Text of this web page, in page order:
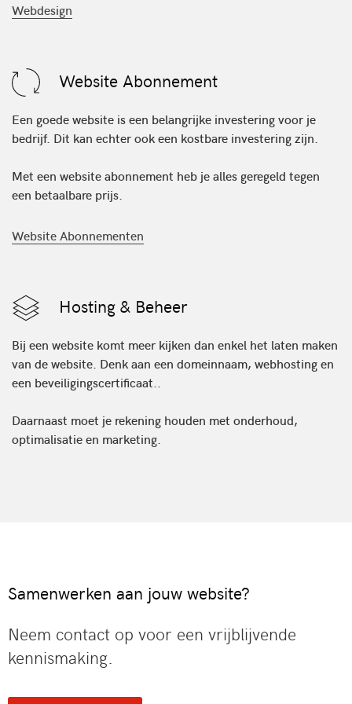
Webdesign
Website Abonnement
Een goede website is een belangrijke investering voor je
bedrijf. Dit kan echter ook een kostbare investering zijn.
Met een website abonnement heb je alles geregeld tegen
een betaalbare prijs.
Website Abonnementen
Hosting & Beheer
Bij een website komt meer kijken dan enkel het laten maken
van de website. Denk aan een domeinnaam, webhosting en
een beveiligingscertificaat..
Daarnaast moet je rekening houden met onderhoud,
optimalisatie en marketing.
Samenwerken aan jouw website?
Neem contact op voor een vrijblijvende
kennismaking.